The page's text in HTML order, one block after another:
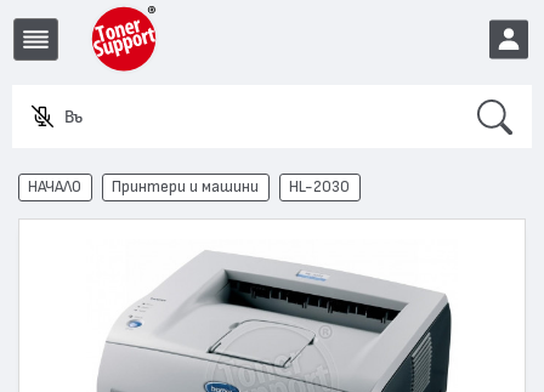
Въведе
EUR
НАЧАЛО Принтери и машини HL-2030